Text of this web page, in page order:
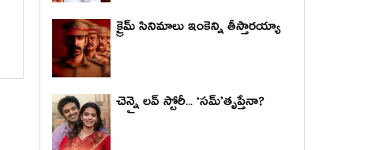
క్రైమ్ సినిమాలు ఇంకెన్ని తీస్తారయ్యా
చెన్నై లవ్ స్టోరీ... ‘సమ్’తృప్తేనా?